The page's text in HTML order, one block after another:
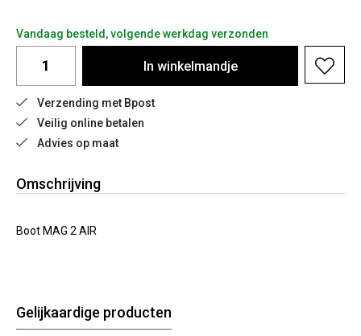
Vandaag besteld, volgende werkdag verzonden
In winkelmandje
Verzending met Bpost
Veilig online betalen
Advies op maat
Omschrijving
Boot MAG 2 AIR
Gelijkaardige producten